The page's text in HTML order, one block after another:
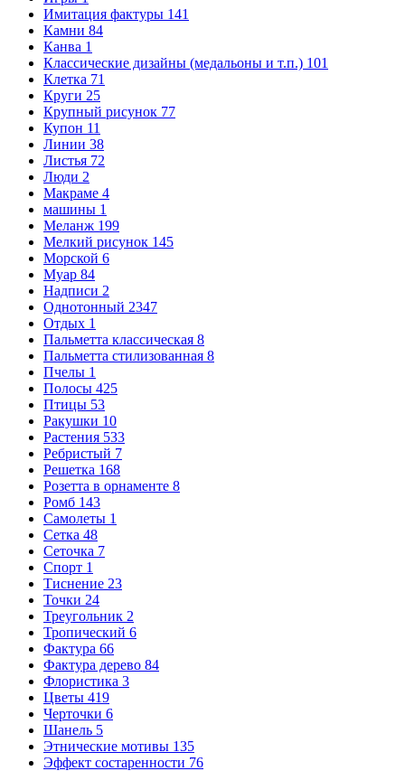
Имитация фактуры 141
Камни 84
Канва 1
Классические дизайны (медальоны и т.п.) 101
Клетка 71
Круги 25
Крупный рисунок 77
Купон 11
Линии 38
Листья 72
Люди 2
Макраме 4
машины 1
Меланж 199
Мелкий рисунок 145
Морской 6
Муар 84
Надписи 2
Однотонный 2347
Отдых 1
Пальметта классическая 8
Пальметта стилизованная 8
Пчелы 1
Полосы 425
Птицы 53
Ракушки 10
Растения 533
Ребристый 7
Решетка 168
Розетта в орнаменте 8
Ромб 143
Самолеты 1
Сетка 48
Сеточка 7
Спорт 1
Тиснение 23
Точки 24
Треугольник 2
Тропический 6
Фактура 66
Фактура дерево 84
Флористика 3
Цветы 419
Черточки 6
Шанель 5
Этнические мотивы 135
Эффект состаренности 76